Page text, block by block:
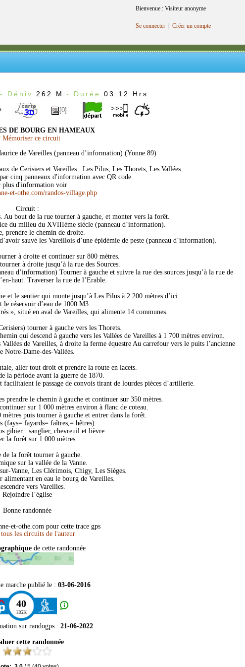
Bienvenue : Visiteur anonyme
Se connecter Créer un compte
- Déniv: 262 M- Durée: 03:12 Hrs
[0]
DE BOURG EN HAMEAUX
Mémoriser ce circuit
de Vareilles.(panneau d’information) (Yonne 89)
de Cerisiers et Vareilles : Les Pilus, Les Thorets, Les Vallées.
cinq panneaux d'information avec QR code.
plus d'information voir
et-othe.com/randos-village.php
Circuit :
Au bout de la rue tourner à gauche, et monter vers la forêt.
du milieu du XVIIIème siècle (panneau d’information).
prendre le chemin de droite.
sauvé les Vareillois d’une épidémie de peste (panneau d’information).
à droite et continuer sur 800 mètres.
à droite jusqu’à la rue des Sources.
d’information) Tourner à gauche et suivre la rue des sources jusqu’à la rue de
haut. Traverser la rue de l’Erable.
et le sentier qui monte jusqu’à Les Pilus à 2 200 mètres d’ici.
le réservoir d’eau de 1000 M3.
», situé en aval de Vareilles, qui alimente 14 communes.
tourner à gauche vers les Thorets.
qui descend à gauche vers les Vallées de Vareilles à 1 700 mètres environ.
de Vareilles, à droite la ferme équestre Au carrefour vers le puits l’ancienne
Notre-Dame-des-Vallées.
aller tout droit et prendre la route en lacets.
la période avant la guerre de 1870.
le passage de convois tirant de lourdes pièces d’artillerie.
prendre le chemin à gauche et continuer sur 350 mètres.
sur 1 000 mètres environ à flanc de coteau.
puis tourner à gauche et entrer dans la forêt.
(fays= fayards= faîtres,= hêtres).
gibier : sanglier, chevreuil et lièvre.
la forêt sur 1 000 mètres.
de la forêt tourner à gauche.
sur la vallée de la Vanne.
Vanne, Les Clérimois, Chigy, Les Sièges.
alimentant en eau le bourg de Vareilles.
vers Vareilles.
Rejoindre l’église
Bonne randonnée
et-othe.com pour cette trace gps
de cette randonnée
marche publié le : 03-06-2016
40
HGK
sur randogps : 21-06-2022
cette randonnée